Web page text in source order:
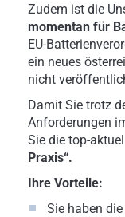
Zudem ist die
momentan für
EU-
ein neues
nicht
Damit Sie trotz
Anforderungen
Sie die top-
Praxis“.
Ihre Vorteile:
Sie haben die